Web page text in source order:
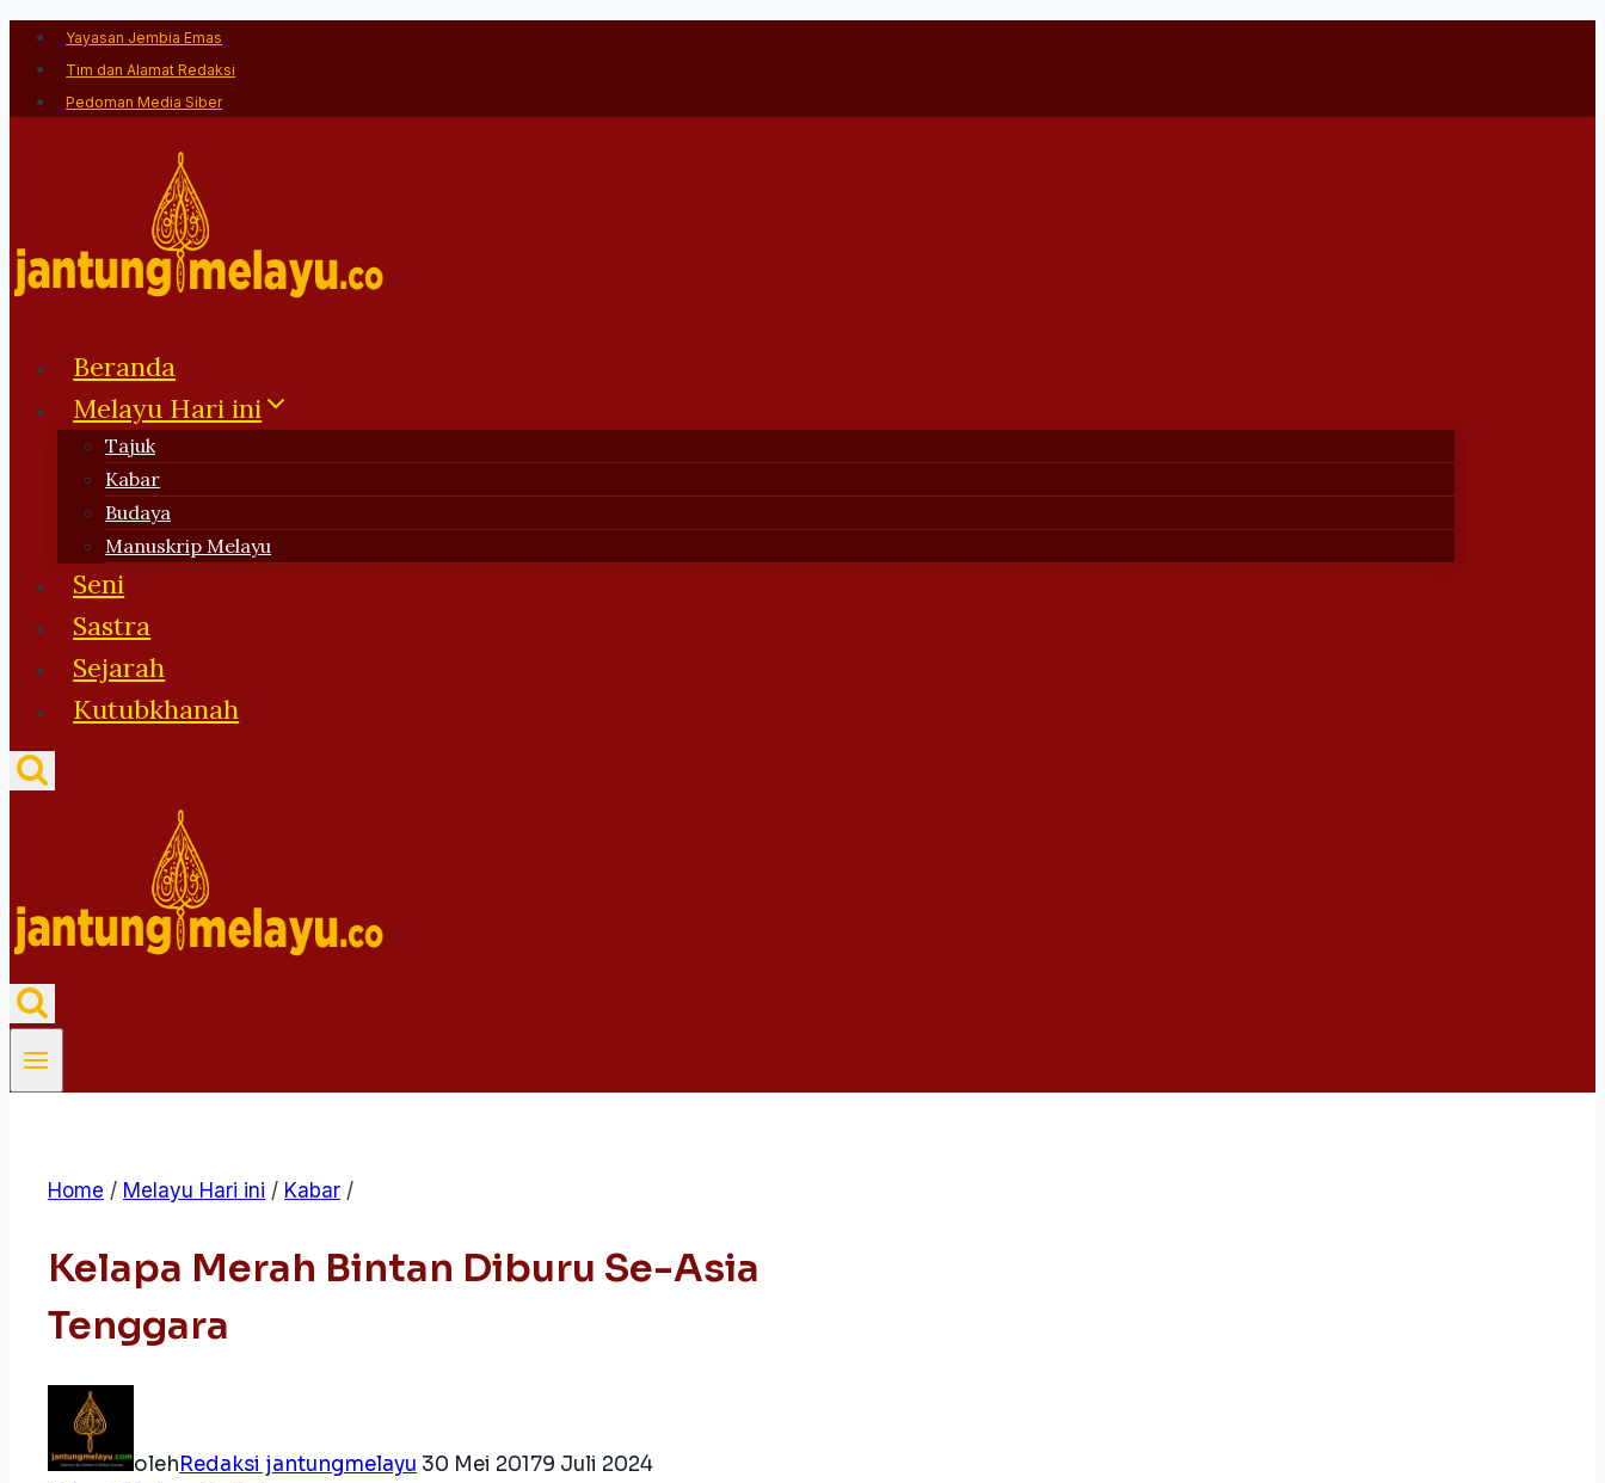
Skip
content
Yayasan Jembia Emas
Tim dan Alamat Redaksi
Pedoman Media Siber
Beranda
Melayu Hari ini
Tajuk
Kabar
Budaya
Manuskrip Melayu
Seni
Sastra
Sejarah
Kutubkhanah
Home / Melayu Hari ini / Kabar /
Kelapa Merah Bintan Diburu Se-Asia
Tenggara
olehRedaksi jantungmelayu 30 Mei 20179 Juli 2024